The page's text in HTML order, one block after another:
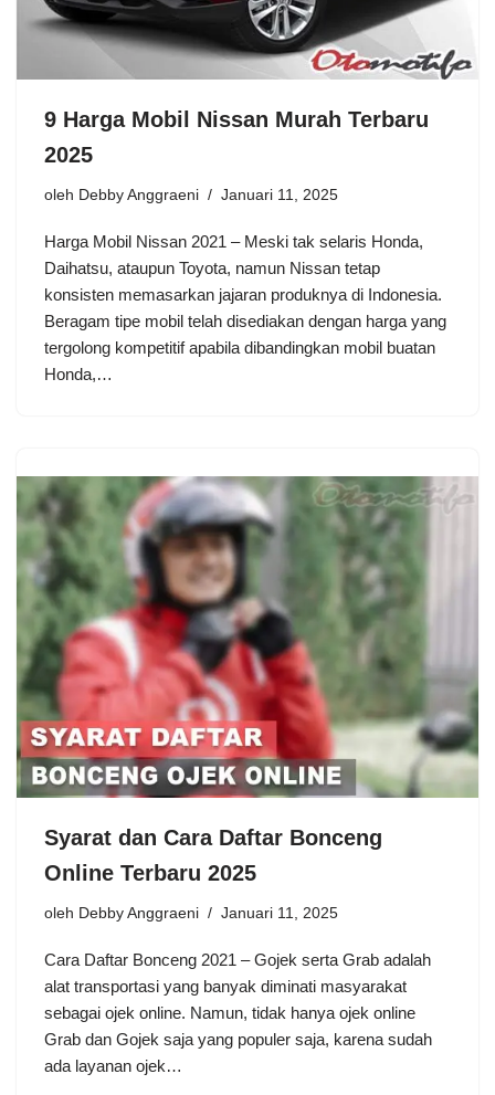
9 Harga Mobil Nissan Murah Terbaru
2025
oleh Debby Anggraeni Januari 11, 2025
Harga Mobil Nissan 2021 – Meski tak selaris Honda,
Daihatsu, ataupun Toyota, namun Nissan tetap
konsisten memasarkan jajaran produknya di Indonesia.
Beragam tipe mobil telah disediakan dengan harga yang
tergolong kompetitif apabila dibandingkan mobil buatan
Honda,…
Syarat dan Cara Daftar Bonceng
Online Terbaru 2025
oleh Debby Anggraeni Januari 11, 2025
Cara Daftar Bonceng 2021 – Gojek serta Grab adalah
alat transportasi yang banyak diminati masyarakat
sebagai ojek online. Namun, tidak hanya ojek online
Grab dan Gojek saja yang populer saja, karena sudah
ada layanan ojek…